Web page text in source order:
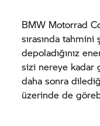
BMW Motorrad
sırasında tahmini
depoladığınız
sizi nereye kadar
daha sonra
üzerinde de